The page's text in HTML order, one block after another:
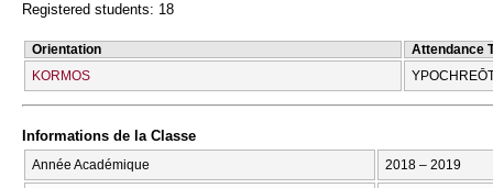
Registered students: 18
Orientation
Attendance
KORMOS
Informations de la Classe
Année Académique 2018 – 2019